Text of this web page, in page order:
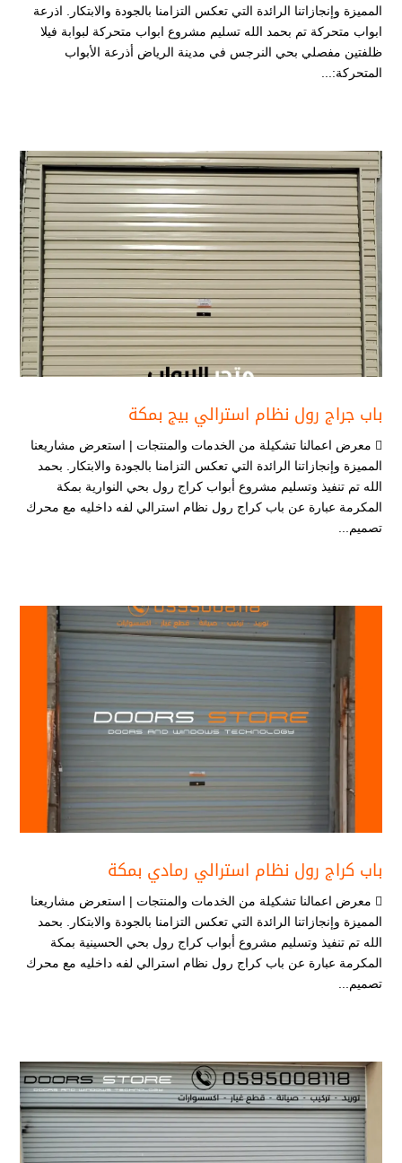
المميزة وإنجازاتنا الرائدة التي تعكس التزامنا بالجودة والابتكار. اذرعة
ابواب متحركة تم بحمد الله تسليم مشروع ابواب متحركة لبوابة فيلا
ظلفتين مفصلي بحي النرجس في مدينة الرياض أذرعة الأبواب
المتحركة:...
باب جراج رول نظام استرالي بيج بمكة
 معرض اعمالنا تشكيلة من الخدمات والمنتجات | استعرض مشاريعنا
المميزة وإنجازاتنا الرائدة التي تعكس التزامنا بالجودة والابتكار. بحمد
الله تم تنفيذ وتسليم مشروع أبواب كراج رول بحي النوارية بمكة
المكرمة عبارة عن باب كراج رول نظام استرالي لفه داخليه مع محرك
تصميم...
باب كراج رول نظام استرالي رمادي بمكة
 معرض اعمالنا تشكيلة من الخدمات والمنتجات | استعرض مشاريعنا
المميزة وإنجازاتنا الرائدة التي تعكس التزامنا بالجودة والابتكار. بحمد
الله تم تنفيذ وتسليم مشروع أبواب كراج رول بحي الحسينية بمكة
المكرمة عبارة عن باب كراج رول نظام استرالي لفه داخليه مع محرك
تصميم...